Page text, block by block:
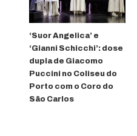
‘Suor Angelica’ e
‘Gianni Schicchi’: dose
dupla de Giacomo
Puccini no Coliseu do
Porto com o Coro do
São Carlos